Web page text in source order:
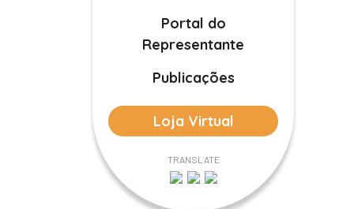
Portal do
Representante
Publicações
Loja Virtual
TRANSLATE